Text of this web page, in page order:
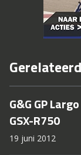
G&G GP
GSX-R750
19 juni 2012